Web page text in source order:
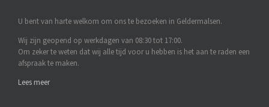
U bent van harte welkom om ons te bezoeken in Geldermalsen.
Wij zijn geopend op werkdagen van 08:30 tot 17:00.
Om zeker te weten dat wij alle tijd voor u hebben is het aan te raden een
afspraak te maken.
Lees meer